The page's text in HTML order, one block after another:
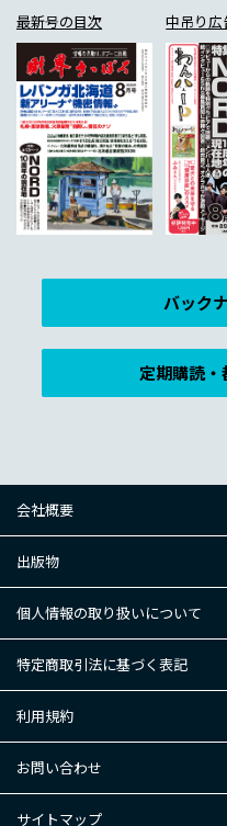
最新号の目次 中吊り広
バック
定期購読・
会社概要
出版物
個人情報の取り扱いについて
特定商取引法に基づく表記
利用規約
お問い合わせ
サイトマップ